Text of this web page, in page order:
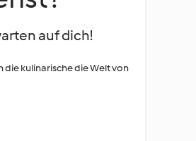
auf dich!
die kulinarische die Welt von